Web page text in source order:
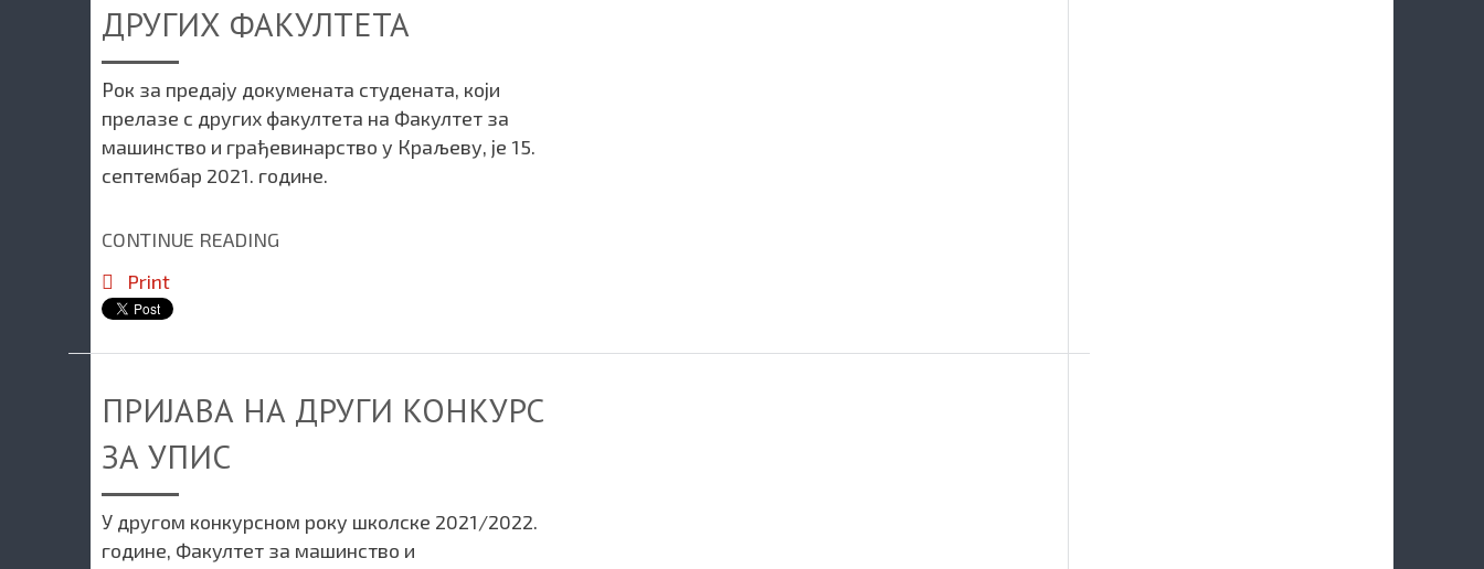
ДРУГИХ ФАКУЛТЕТА
Рок за предају докумената студената, који
прелазе с других факултета на Факултет за
машинство и грађевинарство у Краљеву, је 15.
септембар 2021. године.
CONTINUE READING
Print
ПРИЈАВА НА ДРУГИ КОНКУРС
ЗА УПИС
У другом конкурсном року школске 2021/2022.
године, Факултет за машинство и